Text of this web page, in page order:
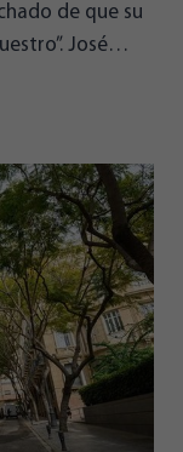
de que su
José…